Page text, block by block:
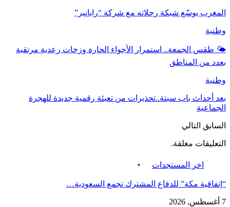
المغرب يوسّع شبكة رحلاته مع شركة “رايانير”
وطنية
🌤️ طقس الجمعة.. استمرار الأجواء الحارة وزخات رعدية مرتقبة
بعدد من المناطق
وطنية
بعد أحداث باب سبتة..تحذيرات من تعبئة رقمية جديدة للهجرة
الجماعية
السابق التالي
التعليقات مغلقة.
اخر المستجدات
“إتفاقية مكة” للدفاع المشترك تجمع السعودية…
7 أغسطس, 2026